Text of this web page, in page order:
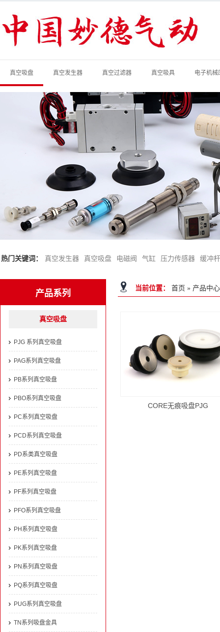
真空吸盘 真空发生器 真空过滤器 真空吸具 电子机械
热门关键词： 真空发生器 真空吸盘 电磁阀 气缸 压力传感器 缓冲杆
当前位置： 首页 » 产品中心
CORE无痕吸盘PJG
产品系列
真空吸盘
PJG 系列真空吸盘
PAG系列真空吸盘
PB系列真空吸盘
PBO系列真空吸盘
PC系列真空吸盘
PCD系列真空吸盘
PD系类真空吸盘
PE系列真空吸盘
PF系列真空吸盘
PFO系列真空吸盘
PH系列真空吸盘
PK系列真空吸盘
PN系列真空吸盘
PQ系列真空吸盘
PUG系列真空吸盘
TN系列吸盘金具